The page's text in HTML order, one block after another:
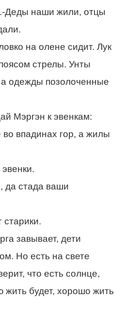
Деды наши жили, отцы
на олене сидит. Лук
стрелы. Унты
одежды позолоченные
Мэргэн к эвенкам:
впадинах гор, а жилы
да стада ваши
завывает, дети
Но есть на свете
что есть солнце,
жить будет, хорошо жить